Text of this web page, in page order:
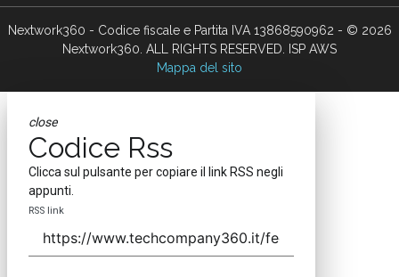
Nextwork360 - Codice fiscale e Partita IVA 13868590962 - © 2026
Nextwork360. ALL RIGHTS RESERVED. ISP AWS
Mappa del sito
close
Codice Rss
Clicca sul pulsante per copiare il link RSS negli
appunti.
RSS link